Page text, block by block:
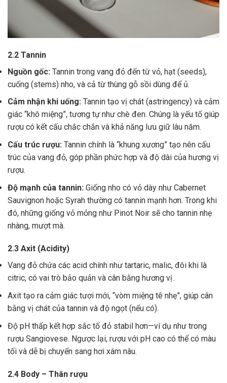
2.2 Tannin
Nguồn gốc: Tannin trong vang đỏ đến từ vỏ, hạt (seeds),
cuống (stems) nho, và cả từ thùng gỗ sồi dùng để ủ.
Cảm nhận khi uống: Tannin tạo vị chát (astringency) và cảm
giác “khô miệng”, tương tự như chè đen. Chúng là yếu tố giúp
rượu có kết cấu chắc chắn và khả năng lưu giữ lâu năm.
Cấu trúc rượu: Tannin chính là “khung xương” tạo nên cấu
trúc của vang đỏ, góp phần phức hợp và độ dài của hương vị
rượu.
Độ mạnh của tannin: Giống nho có vỏ dày như Cabernet
Sauvignon hoặc Syrah thường có tannin mạnh hơn. Trong khi
đó, những giống vỏ mỏng như Pinot Noir sẽ cho tannin nhẹ
nhàng, mượt mà.
2.3 Axit (Acidity)
Vang đỏ chứa các acid chính như tartaric, malic, đôi khi là
citric, có vai trò bảo quản và cân bằng hương vị .
Axit tạo ra cảm giác tươi mới, “vòm miệng tê nhẹ”, giúp cân
bằng vị chát của tannin và độ ngọt (nếu có).
Độ pH thấp kết hợp sắc tố đỏ stabil hơn—ví dụ như trong
rượu Sangiovese. Ngược lại, rượu với pH cao có thể có màu
tối và dễ bị chuyển sang hơi xám nâu.
2.4 Body – Thân rượu